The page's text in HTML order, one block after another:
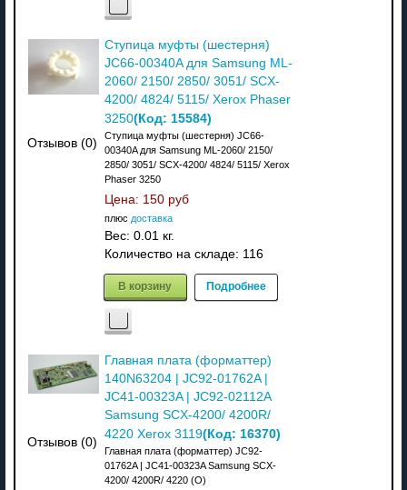
Отзывов (0)
Ступица муфты (шестерня)
JC66-00340A для Samsung ML-
2060/ 2150/ 2850/ 3051/ SCX-
4200/ 4824/ 5115/ Xerox Phaser
3250(Код: 15584)
Ступица муфты (шестерня) JC66-
00340A для Samsung ML-2060/ 2150/
2850/ 3051/ SCX-4200/ 4824/ 5115/ Xerox
Phaser 3250
Цена: 150 руб
плюс доставка
Вес: 0.01 кг.
Количество на складе: 116
В корзину Подробнее
Отзывов (0)
Главная плата (форматтер)
140N63204 | JC92-01762A |
JC41-00323A | JC92-02112A
Samsung SCX-4200/ 4200R/
4220 Xerox 3119(Код: 16370)
Главная плата (форматтер) JC92-
01762A | JC41-00323A Samsung SCX-
4200/ 4200R/ 4220 (O)